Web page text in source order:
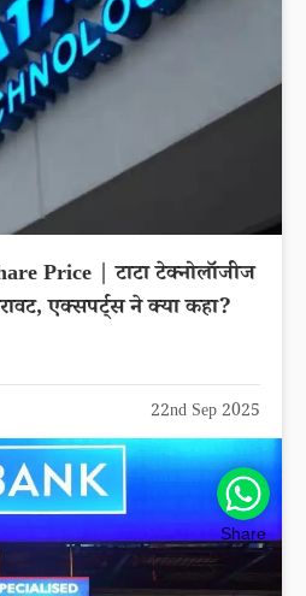
Price | टाटा टेक्नोलॉजीज
एक्सपर्ट्स ने क्या कहा?
22nd Sep 2025
Share